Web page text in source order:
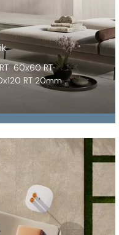
60x60 RT
RT 20mm